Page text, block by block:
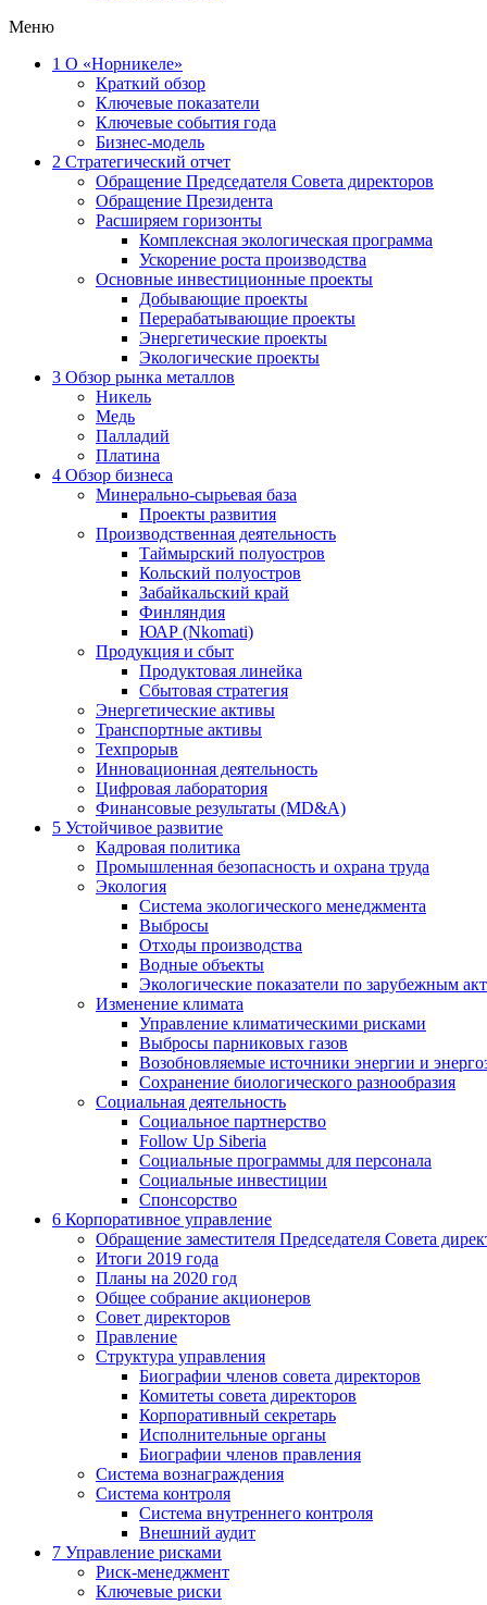
Меню
1 О «Норникеле»
Краткий обзор
Ключевые показатели
Ключевые события года
Бизнес-модель
2 Стратегический отчет
Обращение Председателя Совета директоров
Обращение Президента
Расширяем горизонты
Комплексная экологическая программа
Ускорение роста производства
Основные инвестиционные проекты
Добывающие проекты
Перерабатывающие проекты
Энергетические проекты
Экологические проекты
3 Обзор рынка металлов
Никель
Медь
Палладий
Платина
4 Обзор бизнеса
Минерально-сырьевая база
Проекты развития
Производственная деятельность
Таймырский полуостров
Кольский полуостров
Забайкальский край
Финляндия
ЮАР (Nkomati)
Продукция и сбыт
Продуктовая линейка
Сбытовая стратегия
Энергетические активы
Транспортные активы
Техпрорыв
Инновационная деятельность
Цифровая лаборатория
Финансовые результаты (MD&A)
5 Устойчивое развитие
Кадровая политика
Промышленная безопасность и охрана труда
Экология
Система экологического менеджмента
Выбросы
Отходы производства
Водные объекты
Экологические показатели по зарубежным
Изменение климата
Управление климатическими рисками
Выбросы парниковых газов
Возобновляемые источники энергии и
Сохранение биологического разнообразия
Социальная деятельность
Социальное партнерство
Follow Up Siberia
Социальные программы для персонала
Социальные инвестиции
Спонсорство
6 Корпоративное управление
Обращение заместителя Председателя Совета
Итоги 2019 года
Планы на 2020 год
Общее собрание акционеров
Совет директоров
Правление
Структура управления
Биографии членов совета директоров
Комитеты совета директоров
Корпоративный секретарь
Исполнительные органы
Биографии членов правления
Система вознаграждения
Система контроля
Система внутреннего контроля
Внешний аудит
7 Управление рисками
Риск-менеджмент
Ключевые риски